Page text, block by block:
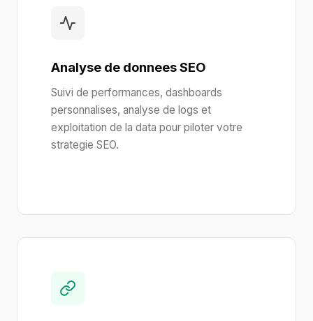
Analyse de donnees SEO
Suivi de performances, dashboards
personnalises, analyse de logs et
exploitation de la data pour piloter votre
strategie SEO.